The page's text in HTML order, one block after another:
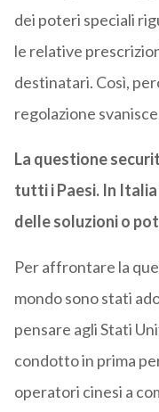
dei poteri speciali
le relative
destinatari. Così,
regolazione
La questione
tutti i Paesi. In
delle soluzioni o
Per affrontare la
mondo sono stati
pensare agli Stati
condotto in prima
operatori cinesi a